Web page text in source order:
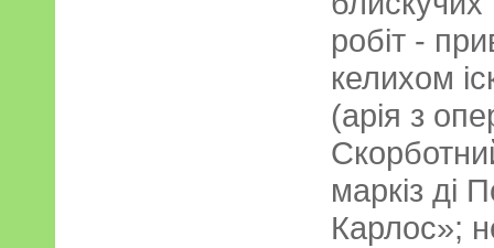
робіт -
келихом
(арія з
маркіз ді
Карлос»;